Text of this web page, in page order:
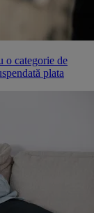
o categorie de
plata